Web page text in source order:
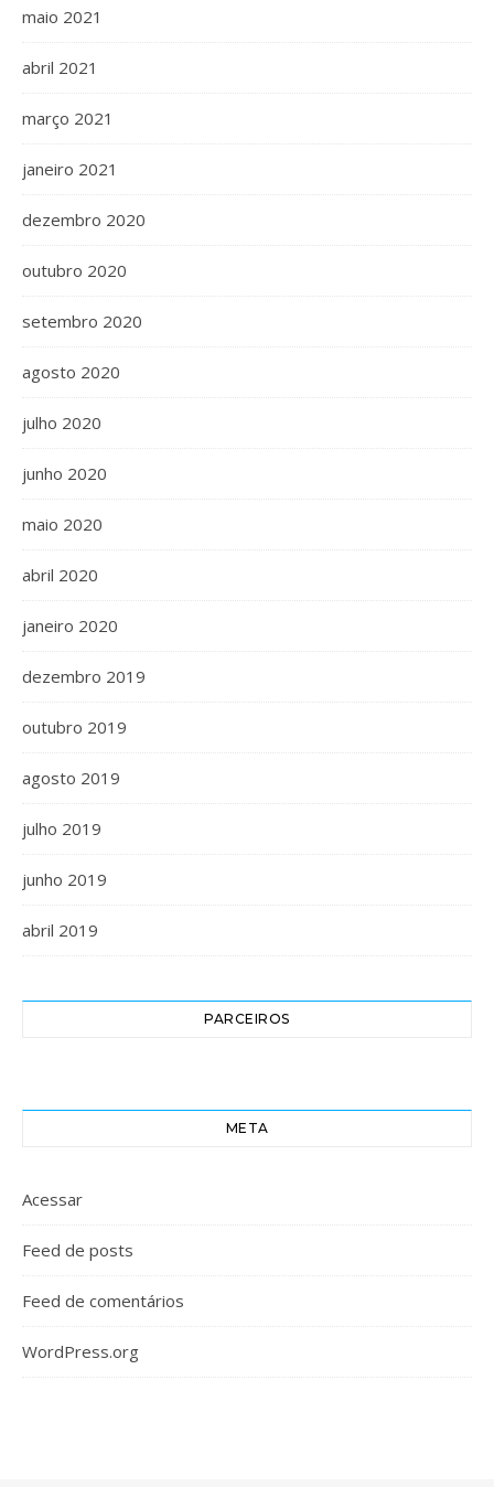
maio 2021
abril 2021
março 2021
janeiro 2021
dezembro 2020
outubro 2020
setembro 2020
agosto 2020
julho 2020
junho 2020
maio 2020
abril 2020
janeiro 2020
dezembro 2019
outubro 2019
agosto 2019
julho 2019
junho 2019
abril 2019
PARCEIROS
META
Acessar
Feed de posts
Feed de comentários
WordPress.org